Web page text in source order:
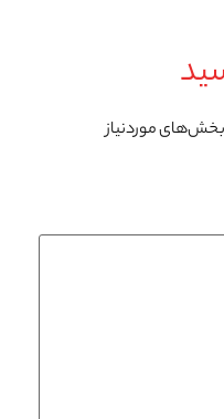
بخش‌های موردنیاز